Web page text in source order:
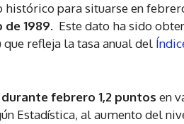
histórico para situarse en
1989. Este dato ha sido
refleja la tasa anual del
febrero 1,2 puntos en
Estadística, al aumento del